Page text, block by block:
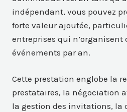
indépendant, vous pouvez
forte valeur ajoutée,
entreprises qui n’organisent
événements par an.
Cette prestation englobe la
prestataires, la négociation
la gestion des invitations, la